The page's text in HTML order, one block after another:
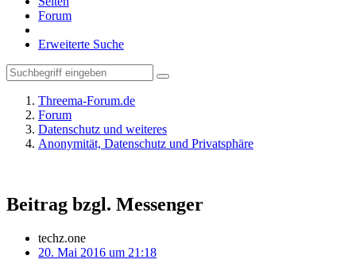
Forum
Erweiterte Suche
Threema-Forum.de
Forum
Datenschutz und weiteres
Anonymität, Datenschutz und Privatsphäre
Beitrag bzgl. Messenger
techz.one
20. Mai 2016 um 21:18